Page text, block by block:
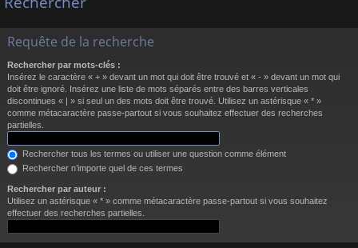
s
Requête de la recherche
Rechercher par mots-clés :
Insérez le caractère « + » devant un mot qui doit être trouvé et « - » devant un mot qui
doit être ignoré. Insérez une liste de mots séparés entre des barres verticales
discontinues « | » si seul un des mots doit être trouvé. Utilisez un astérisque « * »
comme métacaractère passe-partout si vous souhaitez effectuer des recherches
partielles.
Rechercher tous les termes ou utiliser une question comme élément
Rechercher n’importe quel de ces termes
Rechercher par auteur :
Utilisez un astérisque « * » comme métacaractère passe-partout si vous souhaitez
effectuer des recherches partielles.